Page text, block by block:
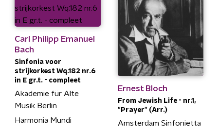
Carl Philipp Emanuel
Bach
Sinfonia voor
strijkorkest Wq.182 nr.6
in E gr.t. - compleet
Akademie für Alte
Musik Berlin
Harmonia Mundi
Ernest Bloch
From Jewish Life - nr.1,
"Prayer" (Arr.)
Amsterdam Sinfonietta